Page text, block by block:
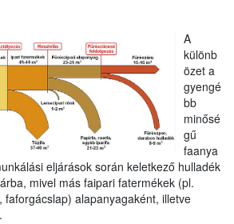
A
különb
özet a
gyengé
bb
minősé
gű
faanya
eljárások során keletkező hulladék
mivel más faipari fatermékek (pl.
faforgácslap) alapanyagaként, illetve